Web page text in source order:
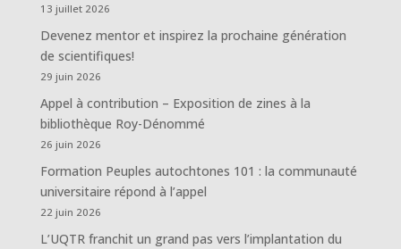
13 juillet 2026
Devenez mentor et inspirez la prochaine génération
de scientifiques!
29 juin 2026
Appel à contribution – Exposition de zines à la
bibliothèque Roy-Dénommé
26 juin 2026
Formation Peuples autochtones 101 : la communauté
universitaire répond à l’appel
22 juin 2026
L’UQTR franchit un grand pas vers l’implantation du